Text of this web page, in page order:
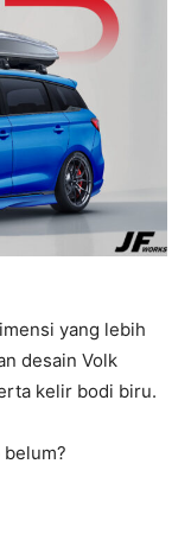
yang lebih
desain Volk
kelir bodi biru.
belum?